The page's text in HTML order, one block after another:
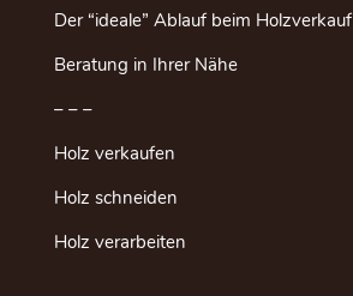
Der “ideale” Ablauf beim Holzverkauf
Beratung in Ihrer Nähe
– – –
Holz verkaufen
Holz schneiden
Holz verarbeiten